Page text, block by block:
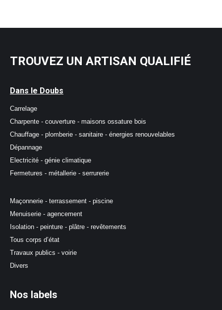
TROUVEZ UN ARTISAN QUALIFIÉ
Dans le Doubs
Carrelage
Charpente - couverture - maisons ossature bois
Chauffage - plomberie - sanitaire - énergies renouvelables
Dépannage
Electricité - génie climatique
Fermetures - métallerie - serrurerie
Maçonnerie - terrassement - piscine
Menuiserie - agencement
Isolation - peinture - plâtre - revêtements
Tous corps d’état
Travaux publics - voirie
Divers
Nos labels